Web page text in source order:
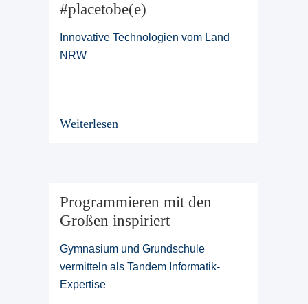
#placetobe(e)
Innovative Technologien vom Land
NRW
Weiterlesen
Programmieren mit den
Großen inspiriert
Gymnasium und Grundschule
vermitteln als Tandem Informatik-
Expertise